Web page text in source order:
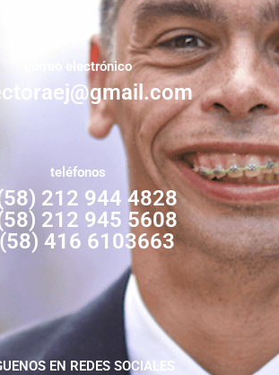
correo electrónico
teléfonos
212 944 4828
212 945 5608
416 6103663
EN REDES SOCIALES